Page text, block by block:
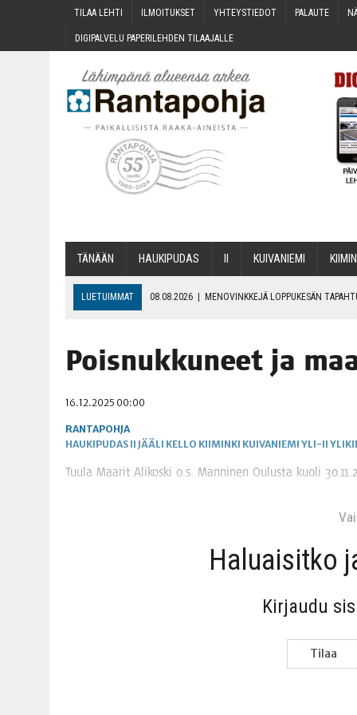
TILAA LEH­TI ILMOI­TUK­SET YHTEYS­TIE­DOT PALAU­TE
DIGI­PAL­VE­LU PAPE­RI­LEH­DEN TILAAJALLE
TÄNÄÄN HAU­KI­PU­DAS KUI­VA­NIE­MI
LUETUIMMAT 08.08.2026 | MENO­VINK­KE­JÄ LOP­PU­KE­SÄN
06.08.2026 ONKS KAU­NOO NÄKYNY?
09.08.2026 | RAN­TA­POH­JAN TIE­TO­VI­SA 9.8.2026
Pois­nuk­ku­neet ja
16.12.2025 00:00
RANTAPOHJA
HAUKIPUDAS II JÄÄLI KELLO KIIMINKI KUIVANIEMI YLI-II
Tuu­la Maa­rit Ali­kos­ki o.s. Man­ni­nen Oulus­ta kuo­li
Haluai­sit­ko
Kir­jau­du
Tilaa